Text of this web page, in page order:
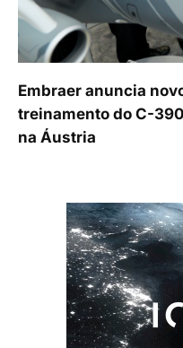
Embraer anuncia
treinamento do C-
na Áustria